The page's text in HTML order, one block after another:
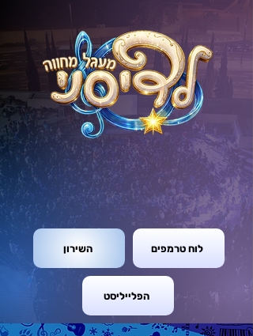
לוח טרמפים השירון
הפלייליסט